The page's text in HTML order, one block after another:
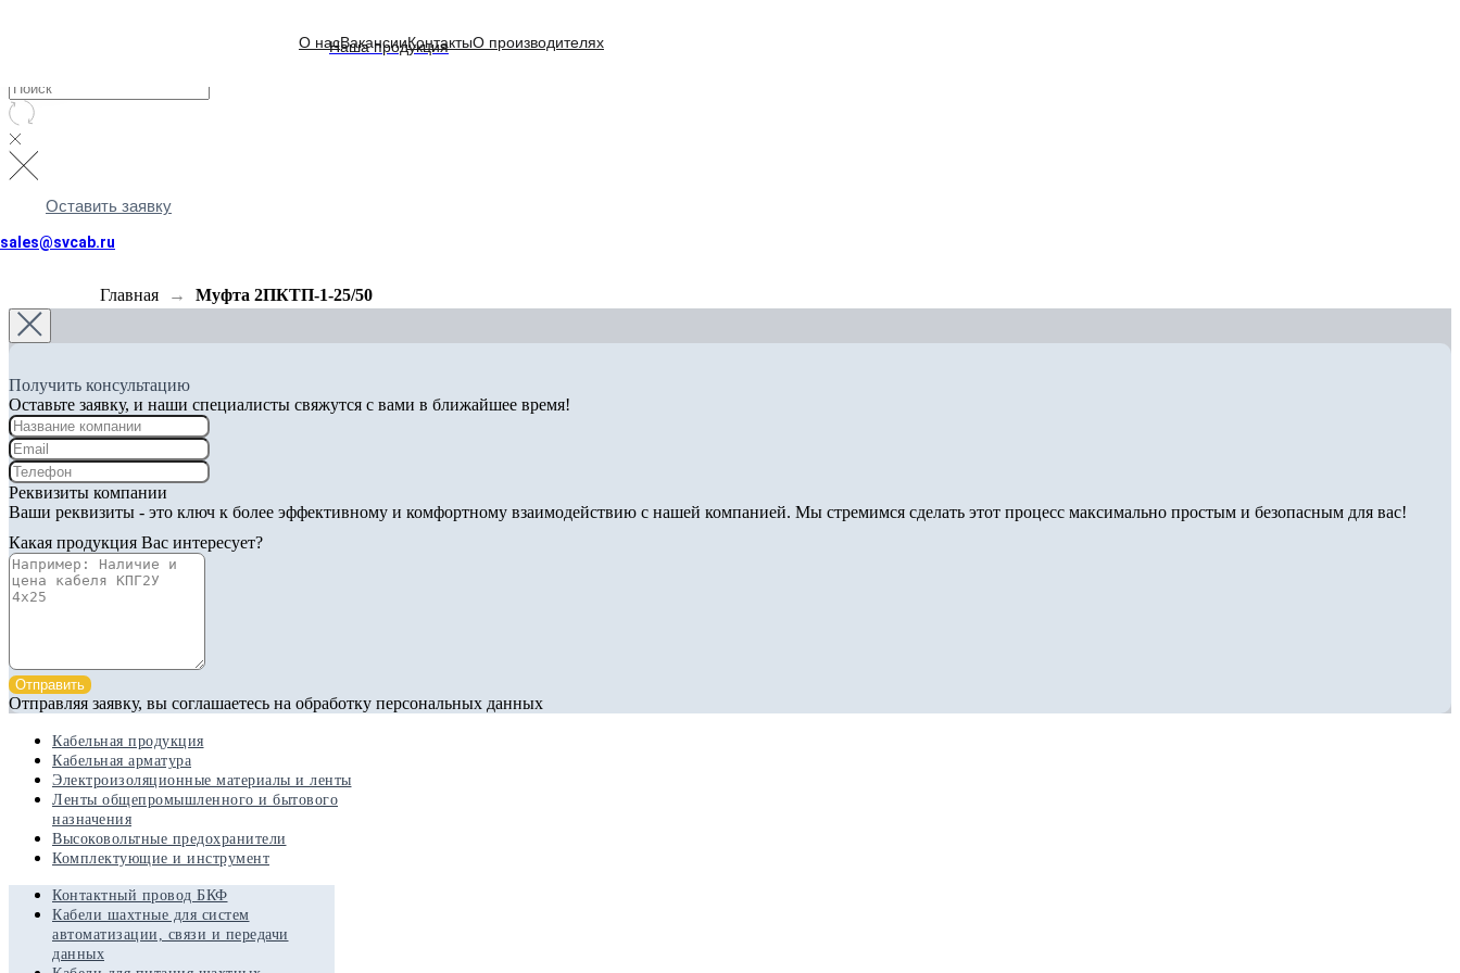
Главная Муфта 2ПКТП-1-25/50
Получить консультацию
Оставьте заявку, и наши специалисты свяжутся с вами в ближайшее время!
Реквизиты компании
Ваши реквизиты - это ключ к более эффективному и комфортному взаимодействию с нашей компанией. Мы стремимся сделать этот процесс максимально простым и безопасным для вас!
Какая продукция Вас интересует?
Отправить
Отправляя заявку, вы соглашаетесь на обработку персональных данных
Кабельная продукция
Кабельная арматура
Электроизоляционные материалы и ленты
Ленты общепромышленного и бытового
назначения
Высоковольтные предохранители
Комплектующие и инструмент
Контактный провод БКФ
Кабели шахтные для систем
автоматизации, связи и передачи
данных
Наша продукция
О насВакансииКонтактыО производителях
Оставить заявку
sales@svcab.ru